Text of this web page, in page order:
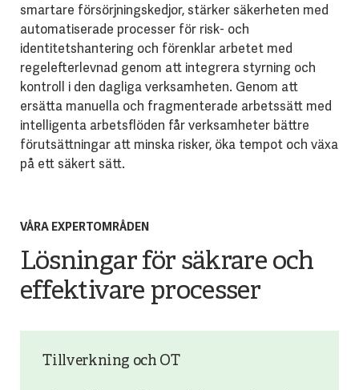
smartare försörjningskedjor, stärker säkerheten med
automatiserade processer för risk- och
identitetshantering och förenklar arbetet med
regelefterlevnad genom att integrera styrning och
kontroll i den dagliga verksamheten. Genom att
ersätta manuella och fragmenterade arbetssätt med
intelligenta arbetsflöden får verksamheter bättre
förutsättningar att minska risker, öka tempot och växa
på ett säkert sätt.
VÅRA EXPERTOMRÅDEN
Lösningar för säkrare och
effektivare processer
Tillverkning och OT